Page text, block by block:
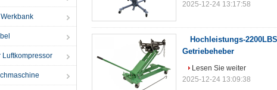
Luftkompressor
2025-12-24 13:17:58
Hochleistungs-
Getriebeheber
Lesen Sie weiter
2025-12-24 13:09:38